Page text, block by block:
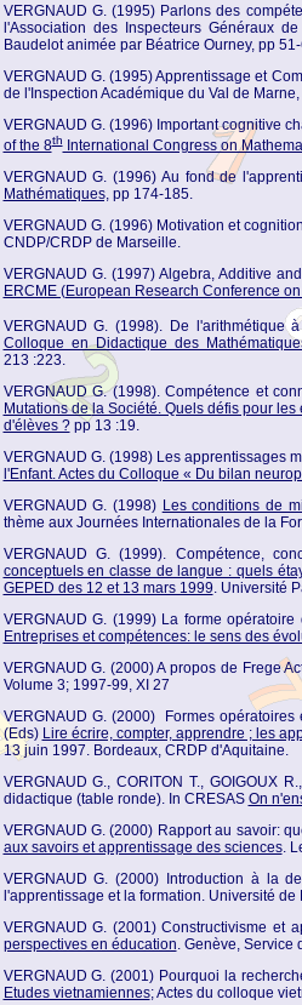
VERGNAUD G. (1995) Parlons des
l'Association des Inspecteurs Généraux
Baudelot animée par Béatrice Ourney, pp
VERGNAUD G. (1995) Apprentissage et
de l'Inspection Académique du Val de
VERGNAUD G. (1996) Important cognitive
of the 8thInternational Congress on
VERGNAUD G. (1996) Au fond de
Mathématiques,pp 174-185.
VERGNAUD G. (1996) Motivation et
CNDP/CRDP de Marseille.
VERGNAUD G. (1997) Algebra, Additive
ERCME (European Research Conference
VERGNAUD G. (1998). De
Colloque en Didactique des
213 :223.
VERGNAUD G. (1998). Compétence et
Mutations dela Société. Quels défis pour
d'élèves ?pp 13 :19.
VERGNAUD G. (1998) Les apprentissages
l'Enfant. Actes du Colloque « Du bilan
VERGNAUD G. (1998) Les conditions de
thème aux Journées Internationales de la
VERGNAUD G. (1999). Compétence,
conceptuels en classe de langue : quels
GEPED des 12 et 13 mars 1999. Université
VERGNAUD G. (1999) La forme
Entreprises et compétences: le sens des
VERGNAUD G. (2000) A propos de Frege
Volume 3; 1997-99, XI 27
VERGNAUD G. (2000) Formes
(Eds) Lire écrire, compter, apprendre ; les
13 juin 1997. Bordeaux, CRDP d'Aquitaine.
VERGNAUD G., CORITON T., GOIGOUX
didactique (table ronde). In CRESAS On
VERGNAUD G. (2000) Rapport au savoir:
aux savoirs et apprentissage des sciences.
VERGNAUD G. (2000) Introduction à la
l'apprentissage et la formation. Université
VERGNAUD G. (2001) Constructivisme et
perspectives en éducation. Genève, Service
VERGNAUD G. (2001) Pourquoi la
Etudes vietnamiennes; Actes du colloque